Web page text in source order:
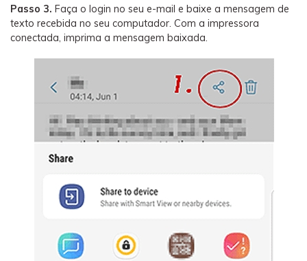
Passo 3. Faça o login no seu e-mail e baixe a mensagem de
texto recebida no seu computador. Com a impressora
conectada, imprima a mensagem baixada.